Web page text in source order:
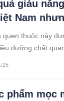
giàu
Nam
quen thuộc này
dưỡng chất
25
phẩm mọc